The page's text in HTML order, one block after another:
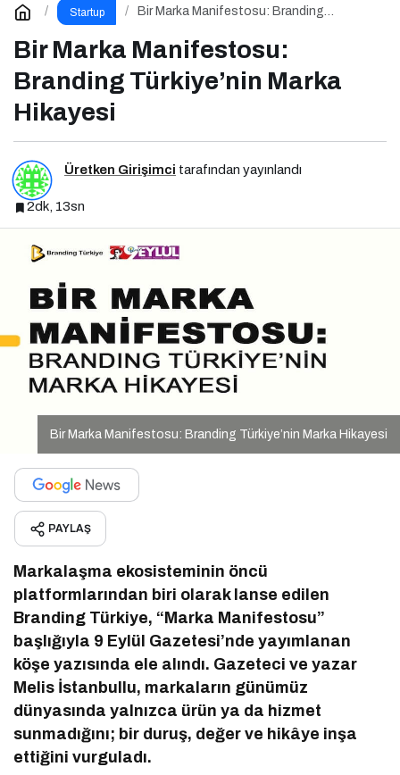
Startup
Bir Marka Manifestosu: Branding
Bir Marka Manifestosu:
Branding Türkiye’nin Marka
Hikayesi
Üretken Girişimci tarafından yayınlandı
2dk, 13sn
Bir Marka Manifestosu: Branding Türkiye’nin Marka Hikayesi
PAYLAŞ
Markalaşma ekosisteminin öncü
platformlarından biri olarak lanse edilen
Branding Türkiye, “Marka Manifestosu”
başlığıyla 9 Eylül Gazetesi’nde yayımlanan
köşe yazısında ele alındı. Gazeteci ve yazar
Melis İstanbullu, markaların günümüz
dünyasında yalnızca ürün ya da hizmet
sunmadığını; bir duruş, değer ve hikâye inşa
ettiğini vurguladı.